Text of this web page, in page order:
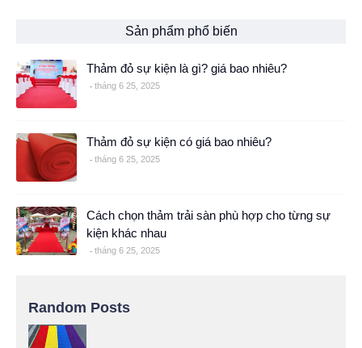
Sản phẩm phổ biến
Thảm đỏ sự kiện là gì? giá bao nhiêu?
tháng 6 25, 2025
Thảm đỏ sự kiện có giá bao nhiêu?
tháng 6 25, 2025
Cách chọn thảm trải sàn phù hợp cho từng sự
kiện khác nhau
tháng 6 25, 2025
Random Posts